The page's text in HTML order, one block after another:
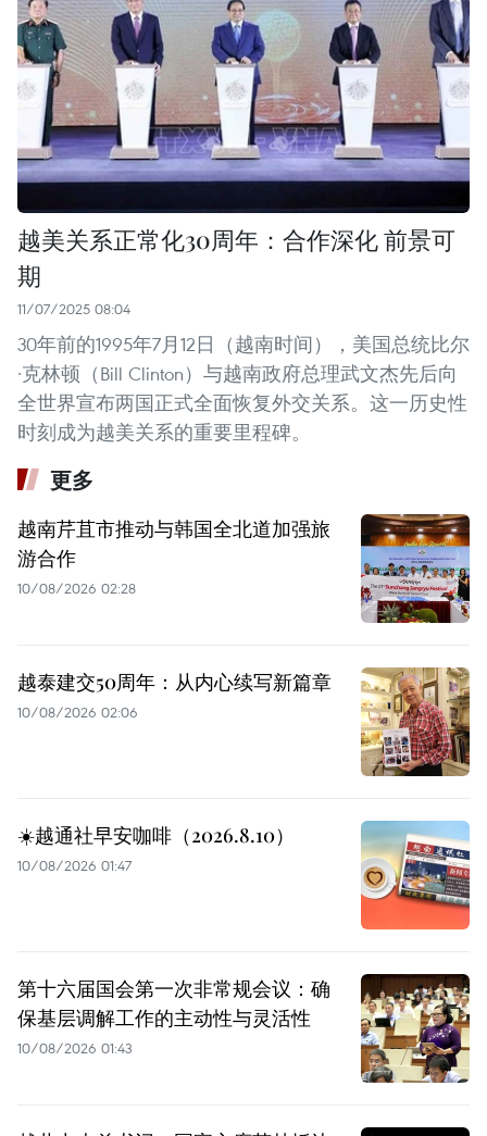
越美关系正常化30周年：合作深化 前景可
期
11/07/2025 08:04
30年前的1995年7月12日（越南时间），美国总统比尔
·克林顿（Bill Clinton）与越南政府总理武文杰先后向
全世界宣布两国正式全面恢复外交关系。这一历史性
时刻成为越美关系的重要里程碑。
更多
越南芹苴市推动与韩国全北道加强旅
游合作
10/08/2026 02:28
越泰建交50周年：从内心续写新篇章
10/08/2026 02:06
☀️越通社早安咖啡（2026.8.10）
10/08/2026 01:47
第十六届国会第一次非常规会议：确
保基层调解工作的主动性与灵活性
10/08/2026 01:43